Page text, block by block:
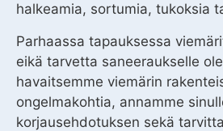
halkeamia, sortumia, tukoksia
Parhaassa tapauksessa
eikä tarvetta saneeraukselle
havaitsemme viemärin
ongelmakohtia, annamme
korjausehdotuksen sekä